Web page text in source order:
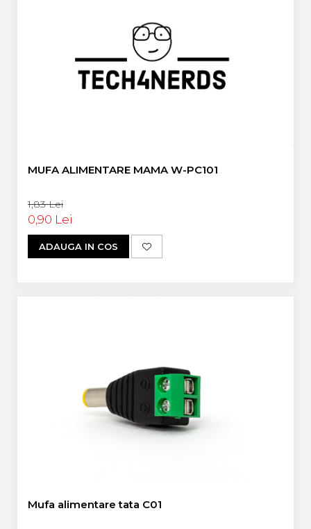
MUFA ALIMENTARE MAMA W-PC101
1,83 Lei
0,90 Lei
ADAUGA IN COS
Mufa alimentare tata C01